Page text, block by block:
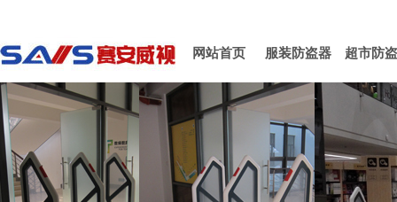
网站首页 服装防盗器 超市防